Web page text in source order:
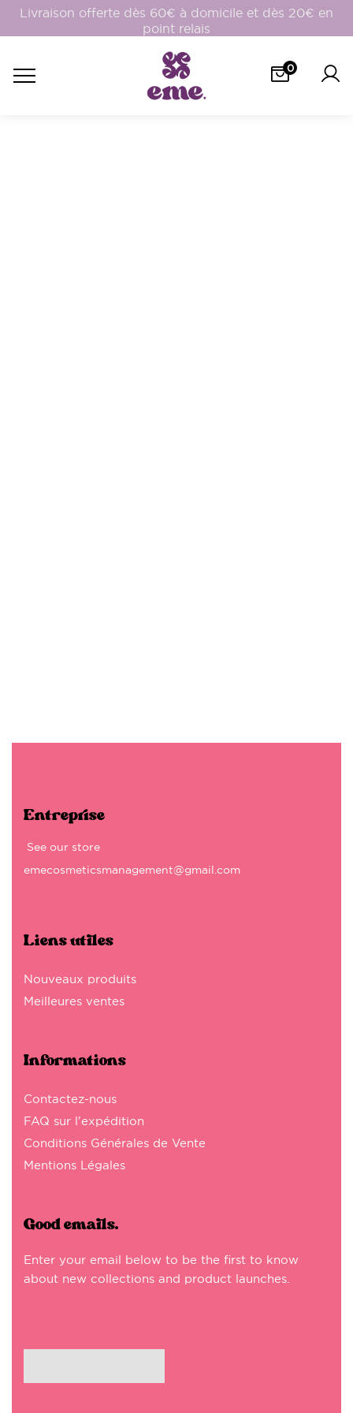
Livraison offerte dès 60€ à domicile et dès 20€ en
point relais
0
Entreprise
See our store
emecosmeticsmanagement@gmail.com
Liens utiles
Nouveaux produits
Meilleures ventes
Informations
Contactez-nous
FAQ sur l'expédition
Conditions Générales de Vente
Mentions Légales
Good emails.
Enter your email below to be the first to know
about new collections and product launches.